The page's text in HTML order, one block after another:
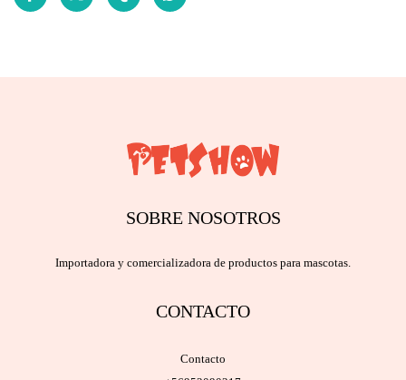
SOBRE NOSOTROS
Importadora y comercializadora de productos para mascotas.
CONTACTO
Contacto